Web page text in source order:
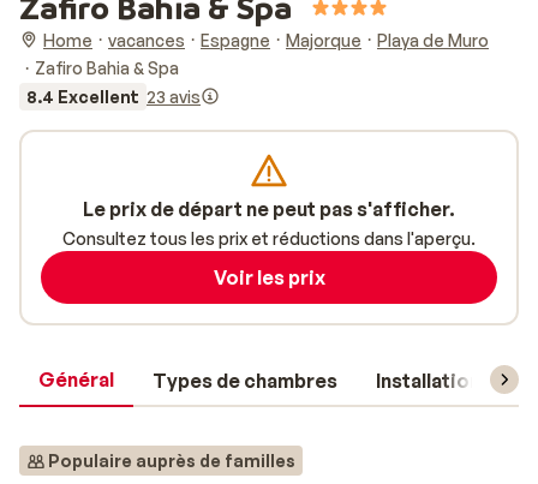
Home vacances Espagne Majorque
Playa de Muro
Zafiro Bahia & Spa
8.4 Excellent 23 avis
Général Types de chambres Installations
Populaire auprès de familles
Le prix de départ ne peut pas s'afficher.
Consultez tous les prix et réductions dans l'aperçu.
Voir les prix